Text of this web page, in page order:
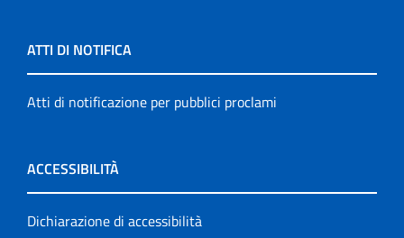
ATTI DI NOTIFICA
Atti di notificazione per pubblici proclami
ACCESSIBILITÀ
Dichiarazione di accessibilità